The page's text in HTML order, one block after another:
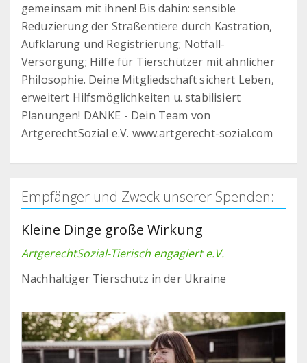
gemeinsam mit ihnen! Bis dahin: sensible
Reduzierung der Straßentiere durch Kastration,
Aufklärung und Registrierung; Notfall-
Versorgung; Hilfe für Tierschützer mit ähnlicher
Philosophie. Deine Mitgliedschaft sichert Leben,
erweitert Hilfsmöglichkeiten u. stabilisiert
Planungen! DANKE - Dein Team von
ArtgerechtSozial e.V. www.artgerecht-sozial.com
Empfänger und Zweck unserer Spenden:
Kleine Dinge große Wirkung
ArtgerechtSozial-Tierisch engagiert e.V.
Nachhaltiger Tierschutz in der Ukraine